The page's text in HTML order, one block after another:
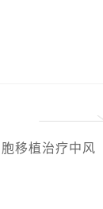
移植治疗中风